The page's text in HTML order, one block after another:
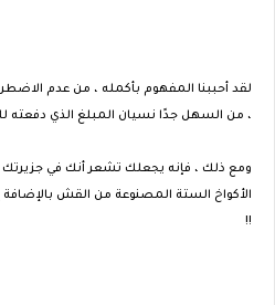
لقد أحببنا المفهوم بأكمله ، من عدم
، من السهل جدًا نسيان المبلغ الذي دفعته
ومع ذلك ، فإنه يجعلك تشعر أنك في جزيرتك
الأكواخ الستة المصنوعة من القش